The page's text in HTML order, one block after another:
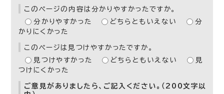
このページの内容は分かりやすかったですか。
分かりやすかった
どちらともいえない
分
かりにくかった
このページは見つけやすかったですか。
見つけやすかった
どちらともいえない
見
つけにくかった
ご意見がありましたら、ご記入ください。（200文字以